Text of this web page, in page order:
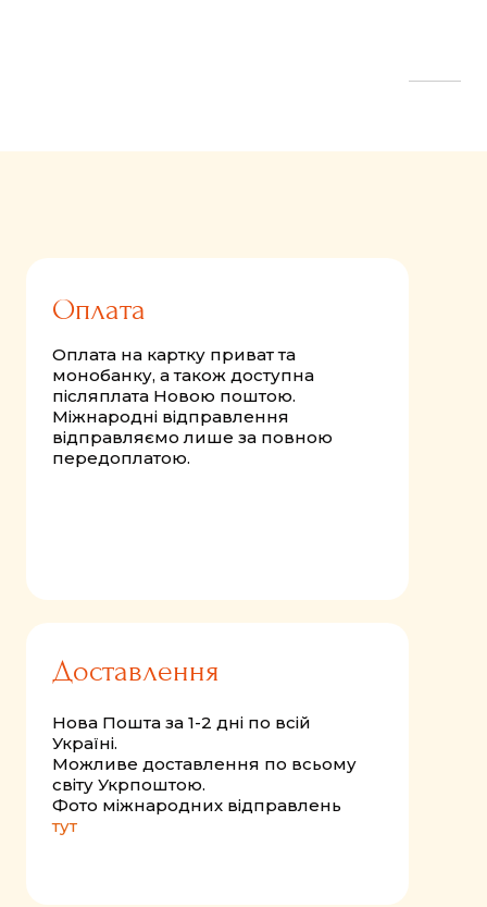
Оплата
Оплата на картку приват та
монобанку, а також доступна
післяплата Новою поштою.
Міжнародні відправлення
відправляємо лише за повною
передоплатою.
Нова Пошта за 1-2 дні по всій
Україні.
Можливе доставлення по всьому
світу Укрпоштою.
Фото міжнародних відправлень
тут
Доставлення